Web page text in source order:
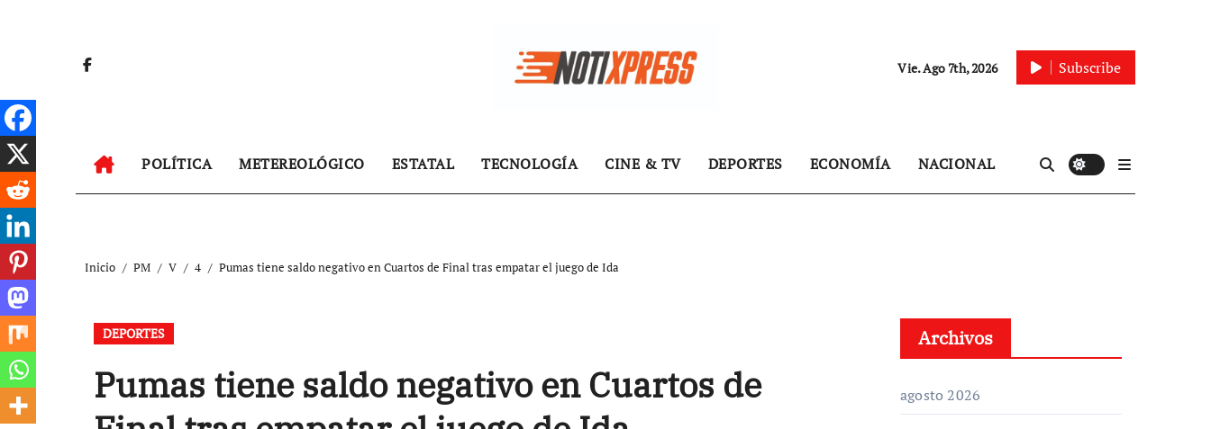
Vie. Ago 7th, 2026 Subscribe
POLÍTICA METEREOLÓGICO ESTATAL TECNOLOGÍA CINE & TV DEPORTES ECONOMÍA NACIONAL
Inicio PM V 4 Pumas tiene saldo negativo en Cuartos de Final tras empatar el juego de Ida
DEPORTES
Pumas tiene saldo negativo en Cuartos de
Archivos
agosto 2026